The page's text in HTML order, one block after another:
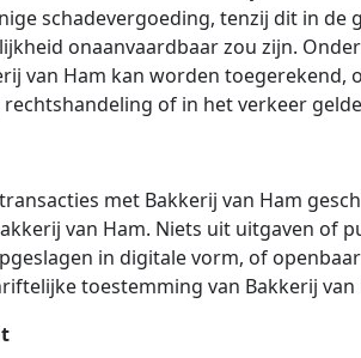
schadevergoeding, tenzij dit in de
onaanvaardbaar zou zijn.
van Ham kan worden
of in het verkeer
met Bakkerij van Ham
van Ham. Niets uit uitgaven of
in digitale vorm, of
toestemming van Bakkerij van